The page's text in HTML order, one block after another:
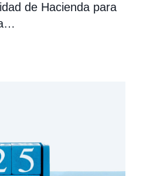
de Hacienda para